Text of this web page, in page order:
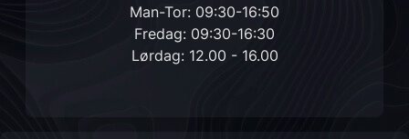
Man-Tor: 09:30-16:50
Fredag: 09:30-16:30
Lørdag: 12.00 - 16.00